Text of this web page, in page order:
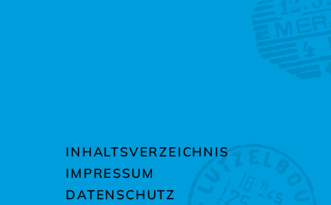
INHALTSVERZEICHNIS
IMPRESSUM
DATENSCHUTZ